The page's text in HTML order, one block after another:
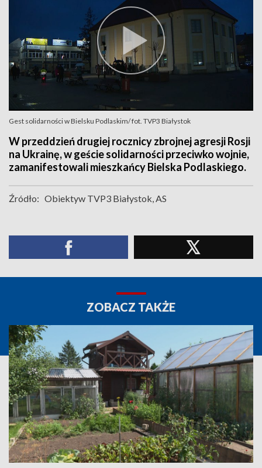
Gest solidarności w Bielsku Podlaskim/ fot. TVP3 Białystok
W przeddzień drugiej rocznicy zbrojnej agresji Rosji
na Ukrainę, w geście solidarności przeciwko wojnie,
zamanifestowali mieszkańcy Bielska Podlaskiego.
Źródło: Obiektyw TVP3 Białystok, AS
ZOBACZ TAKŻE